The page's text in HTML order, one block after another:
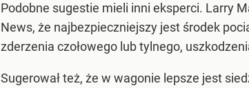
Podobne sugestie mieli inni eksperci. Larry
News, że najbezpieczniejszy jest środek
zderzenia czołowego lub tylnego,
Sugerował też, że w wagonie lepsze jest